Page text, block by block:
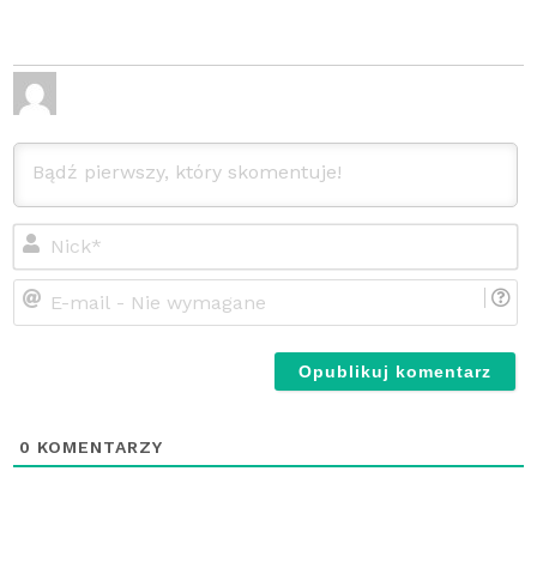
0 KOMENTARZY